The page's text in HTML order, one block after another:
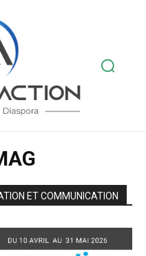
ET COMMUNICATION